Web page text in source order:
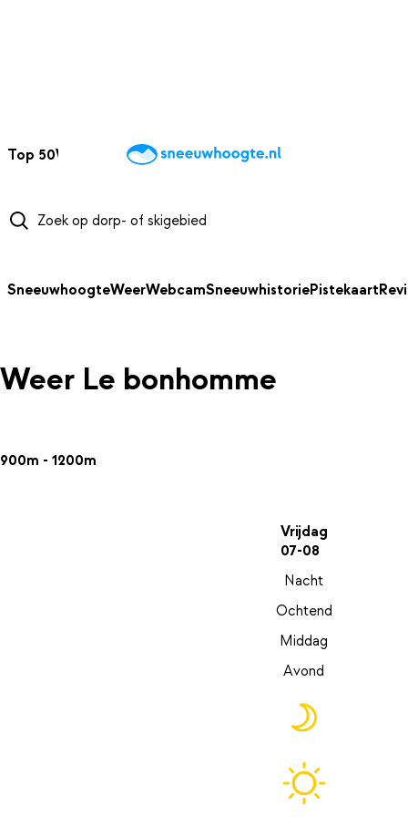
Top 50Webcams WintersportweerKaarten
SneeuwhoogteWeerWebcamSneeuwhistoriePistekaart
Weer Le bonhomme
900m - 1200m
Vrijdag
07-08
Nacht
Ochtend
Middag
Avond